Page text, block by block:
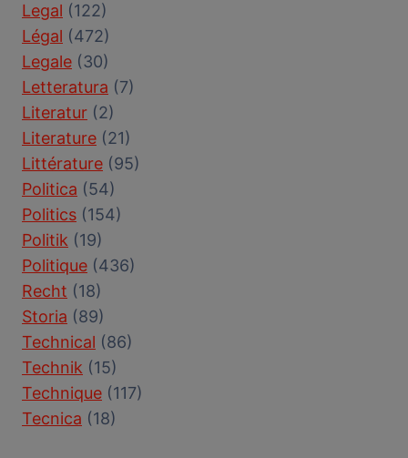
Legal (122)
Légal (472)
Legale (30)
Letteratura (7)
Literatur (2)
Literature (21)
Littérature (95)
Politica (54)
Politics (154)
Politik (19)
Politique (436)
Recht (18)
Storia (89)
Technical (86)
Technik (15)
Technique (117)
Tecnica (18)